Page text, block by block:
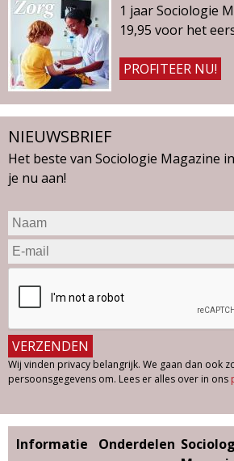
1 jaar Sociologie
19,95 voor het
PROFITEER NU!
NIEUWSBRIEF
Het beste van Sociologie Magazine
je nu aan!
Wij vinden privacy belangrijk. We gaan dan ook
persoonsgegevens om. Lees er alles over in ons
Informatie
Onderdelen